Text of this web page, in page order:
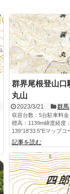
群界尾根登山口
丸山
2023/3/21 群馬
収容台数：5台駐車料
標高：1139m緯度経度
139°18'33.5"Eマップコ
記事を読む